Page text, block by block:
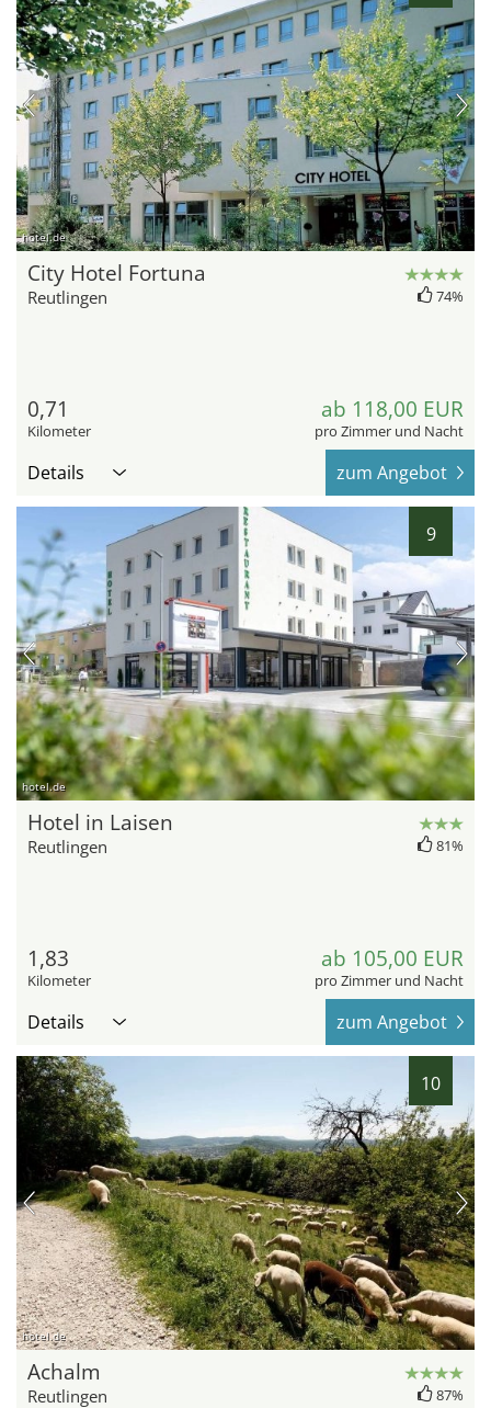
hotel.de
City Hotel Fortuna
Reutlingen 74%
0,71
Kilometer
ab 118,00 EUR
pro Zimmer und Nacht
Details zum Angebot
9
hotel.de
Hotel in Laisen
Reutlingen 81%
1,83
Kilometer
ab 105,00 EUR
pro Zimmer und Nacht
Details zum Angebot
10
hotel.de
Achalm
Reutlingen 87%